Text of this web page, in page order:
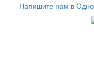
Напишите нам в